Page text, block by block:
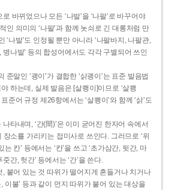
로 바뀌었으나 모든 ‘나발’을 ‘나팔’로 바꾸어야
인 의미의 ‘나팔’과 함께 놋쇠로 긴 대롱처럼 만
‘나발’도 인정될 뿐만 아니라 ‘나팔바지, 나팔관,
병나발’ 등의 합성어에서도 각각 구별되어 쓰인
준말인 ‘괭이’가 결합한 ‘삵괭이’는 표준 발음법
하는데, 실제 발음은 [살쾡이]이므로 ‘살쾡
준어 규정 제26항에서는 ‘살쾡이’와 함께 ‘삵’도
타내며, ‘간(間)’은 이미 굳어진 한자어 속에서
소를 가리키는 접미사로 쓰인다. 그러므로 ‘위
칸’ 등에서는 ‘칸’을 쓰고 ‘초가삼간, 뒷간, 마
간, 헛간’ 등에서는 ‘간’을 쓴다.
, 붙어 있는 것 따위가 떨어지게 흔들거나 치거나
이불’ 등과 같이 먼지 따위가 붙어 있는 대상을